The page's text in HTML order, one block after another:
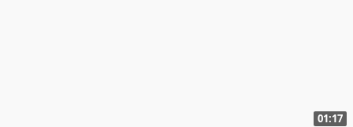
01:17